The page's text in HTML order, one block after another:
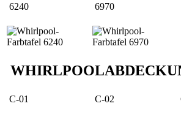
6240 6970
C-01 C-02